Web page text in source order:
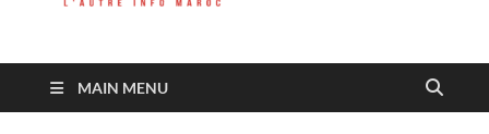
MAIN MENU